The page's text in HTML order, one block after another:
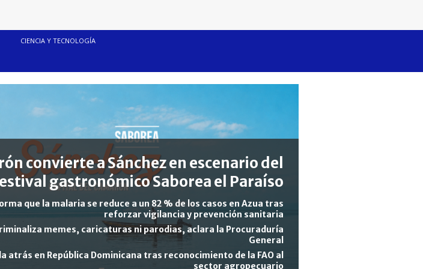
CIENCIA Y TECNOLOGÍA
convierte a Sánchez en escenario del
gastronómico Saborea el Paraíso
que la malaria se reduce a un 82 % de los casos en Azua tras
reforzar vigilancia y prevención sanitaria
memes, caricaturas ni parodias, aclara la Procuraduría
General
atrás en República Dominicana tras reconocimiento de la FAO al
sector agropecuario